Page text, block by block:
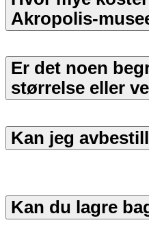
Akropolis-
Er det noen
størrelse eller
Kan jeg
Kan du lagre